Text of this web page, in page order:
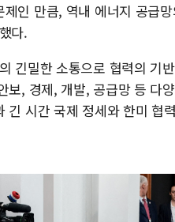
인 만큼, 역내 에너지 공급
다.
긴밀한 소통으로 협력의 기
보, 경제, 개발, 공급망 등 다
긴 시간 국제 정세와 한미 협